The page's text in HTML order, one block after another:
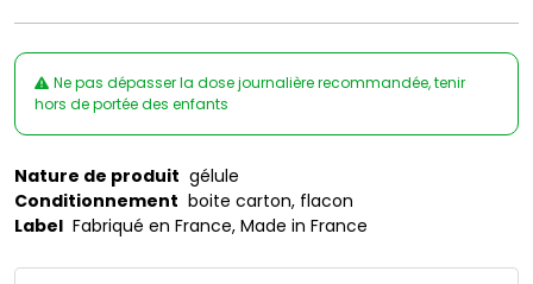
Ne pas dépasser la dose journalière recommandée, tenir
hors de portée des enfants
Nature de produit gélule
Conditionnement boite carton, flacon
Label Fabriqué en France, Made in France